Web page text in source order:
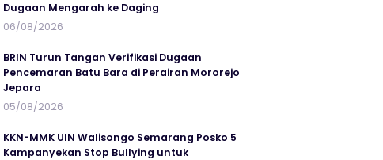
Dugaan Mengarah ke Daging
06/08/2026
BRIN Turun Tangan Verifikasi Dugaan
Pencemaran Batu Bara di Perairan Mororejo
Jepara
05/08/2026
KKN-MMK UIN Walisongo Semarang Posko 5
Kampanyekan Stop Bullying untuk